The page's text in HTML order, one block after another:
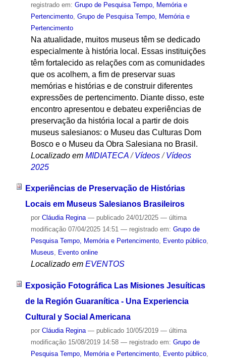
registrado em: Grupo de Pesquisa Tempo, Memória e
Pertencimento, Grupo de Pesquisa Tempo, Memória e
Pertencimento
Na atualidade, muitos museus têm se dedicado
especialmente à história local. Essas instituições
têm fortalecido as relações com as comunidades
que os acolhem, a fim de preservar suas
memórias e histórias e de construir diferentes
expressões de pertencimento. Diante disso, este
encontro apresentou e debateu experiências de
preservação da história local a partir de dois
museus salesianos: o Museu das Culturas Dom
Bosco e o Museu da Obra Salesiana no Brasil.
Localizado em MIDIATECA /Vídeos /Vídeos
2025
Experiências de Preservação de Histórias
Locais em Museus Salesianos Brasileiros
por Cláudia Regina — publicado24/01/2025 — última
modificação07/04/2025 14:51 — registrado em: Grupo de
Pesquisa Tempo, Memória e Pertencimento, Evento público,
Museus, Evento online
Localizado em EVENTOS
Exposição Fotográfica Las Misiones Jesuíticas
de la Región Guaranítica - Una Experiencia
Cultural y Social Americana
por Cláudia Regina — publicado10/05/2019 — última
modificação15/08/2019 14:58 — registrado em: Grupo de
Pesquisa Tempo, Memória e Pertencimento, Evento público,